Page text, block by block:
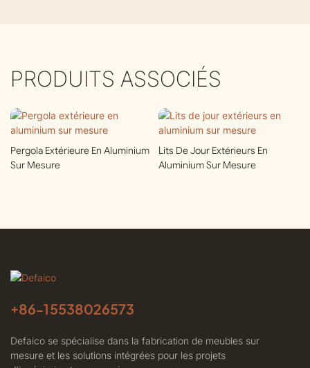
PRODUITS ASSOCIÉS
Pergola Extérieure En Aluminium
Sur Mesure
Lits De Jour Extérieurs En
Aluminium Sur Mesure
+86-15538026573
Defaico se spécialise dans la fabrication de meubles sur
mesure et les solutions intégrées pour les projets